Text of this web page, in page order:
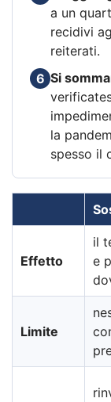
a un
recidivi
reiterati.
6 Si
la
spesso il
Effetto
il
e
Limite